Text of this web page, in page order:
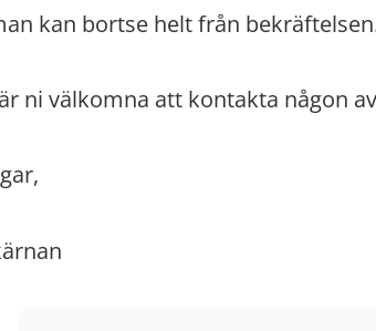
kan bortse helt från
ni välkomna att kontakta någon